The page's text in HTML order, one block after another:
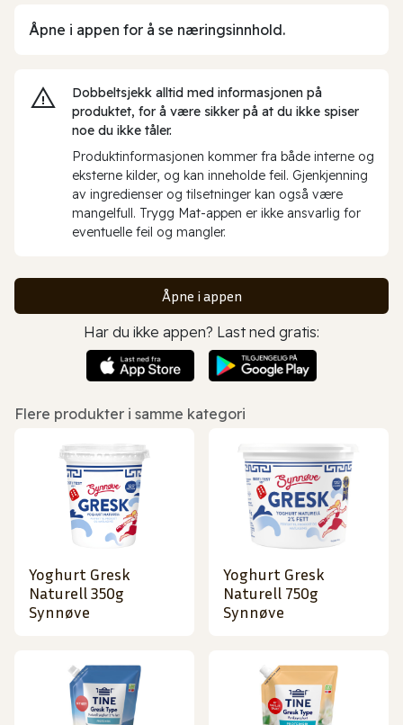
Åpne i appen for å se næringsinnhold.
Dobbeltsjekk alltid med informasjonen på
produktet, for å være sikker på at du ikke spiser
noe du ikke tåler.
Produktinformasjonen kommer fra både interne og
eksterne kilder, og kan inneholde feil. Gjenkjenning
av ingredienser og tilsetninger kan også være
mangelfull. Trygg Mat-appen er ikke ansvarlig for
eventuelle feil og mangler.
Åpne i appen
Har du ikke appen? Last ned gratis:
Flere produkter i samme kategori
Yoghurt Gresk
Naturell 350g
Synnøve
Yoghurt Gresk
Naturell 750g
Synnøve